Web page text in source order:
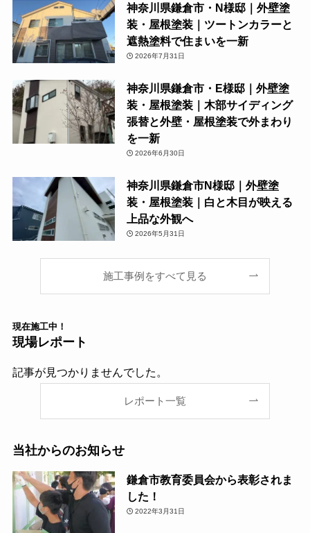
神奈川県鎌倉市・N様邸｜外壁塗
装・屋根塗装｜ツートンカラーと
遮熱塗料で住まいを一新
2026年7月31日
神奈川県鎌倉市・E様邸｜外壁塗
装・屋根塗装｜木部サイディング
張替と外壁・屋根塗装で外まわり
を一新
2026年6月30日
神奈川県鎌倉市N様邸｜外壁塗
装・屋根塗装｜白と木目が映える
上品な外観へ
2026年5月31日
施工事例をすべて見る
現在施工中！
現場レポート
記事が見つかりませんでした。
レポート一覧
当社からのお知らせ
鎌倉市教育委員会から表彰されま
した！
2022年3月31日